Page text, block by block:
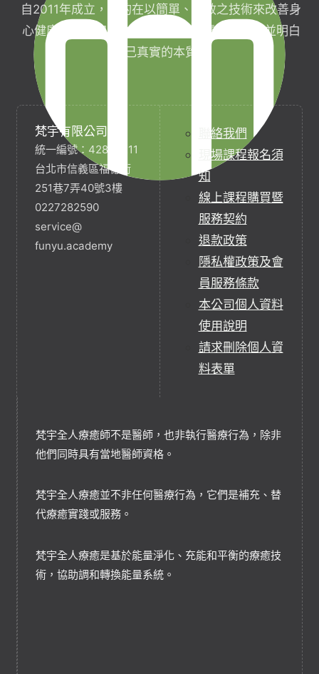
自2011年成立，目的在以簡單、有效之技術來改善身
心健康，協助完成生命目標與實現靈性生活，並明白
自己真實的本質。
梵宇有限公司
統一編號：42854211
台北市信義區福德街
251巷7弄40號3樓
0227282590
service@
funyu.academy
聯絡我們
現場課程報名須
知
線上課程購買暨
服務契約
退款政策
隱私權政策及會
員服務條款
本公司個人資料
使用說明
請求刪除個人資
料表單
梵宇全人療癒師不是醫師，也非執行醫療行為，除非
他們同時具有當地醫師資格。
梵宇全人療癒並不非任何醫療行為，它們是補充、替
代療癒實踐或服務。
梵宇全人療癒是基於能量淨化、充能和平衡的療癒技
術，協助調和轉換能量系統。